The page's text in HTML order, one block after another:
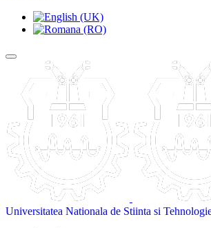
Universitatea Nationala de Stiinta si